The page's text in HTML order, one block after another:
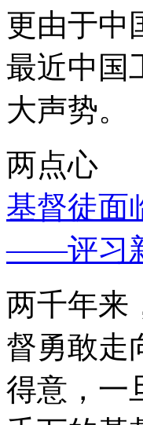
更由于中
最近中国
大声势。
两点心
基督徒面
——评习
两千年来
督勇敢走
得意，一